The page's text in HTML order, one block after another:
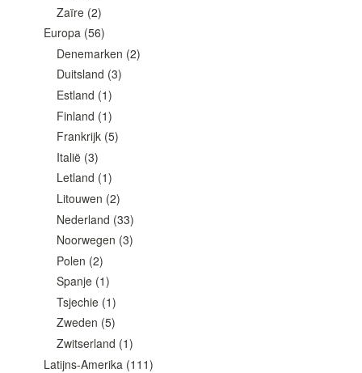
Zaïre (2)
Europa(56)
Denemarken (2)
Duitsland (3)
Estland (1)
Finland (1)
Frankrijk (5)
Italië (3)
Letland (1)
Litouwen (2)
Nederland (33)
Noorwegen (3)
Polen (2)
Spanje (1)
Tsjechie (1)
Zweden (5)
Zwitserland (1)
Latijns-Amerika (111)